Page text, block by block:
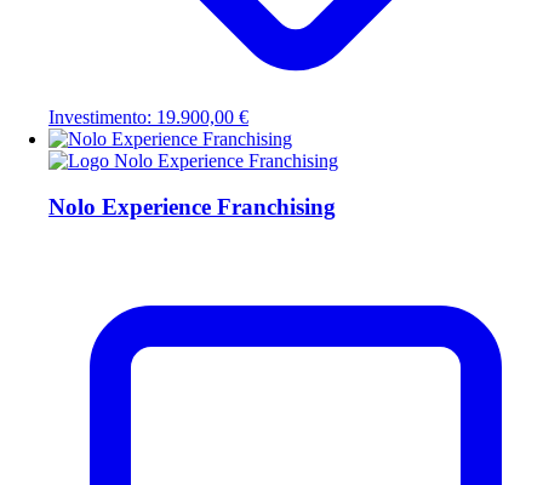
Investimento: 19.900,00 €
Nolo Experience Franchising